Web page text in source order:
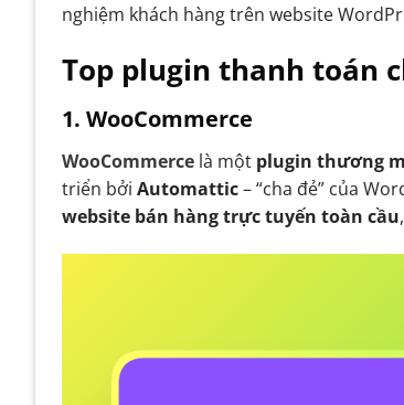
nghiệm khách hàng trên website
Top plugin thanh toán
1. WooCommerce
WooCommerce là một plugin thương
triển bởi Automattic– “cha đẻ” của
website bán hàng trực tuyến toàn cầu